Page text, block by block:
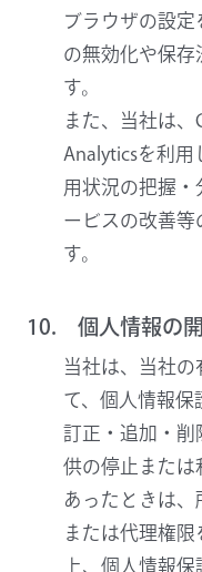
ブラウザの設
の無効化や保存
す。
また、当社は、
Analyticsを利用
用状況の把握
ービスの改善等
す。
10. 個人情報の
当社は、当社
て、個人情報保
訂正・追加・削
供の停止または
あったときは、
または代理権
上、個人情報